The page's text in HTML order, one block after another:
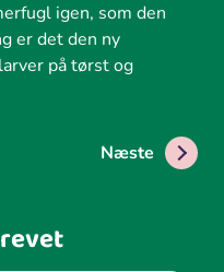
igen, som den
er det den ny
på tørst og
Næste